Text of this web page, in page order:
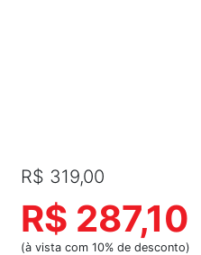
R$ 319,00
R$ 287,10
(à vista com 10% de desconto)